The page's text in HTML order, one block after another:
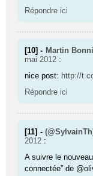
Répondre ici
[10] - Martin
mai 2012 :
nice post: http://
Répondre ici
[11] -
2012 :
A suivre le
connectée” de